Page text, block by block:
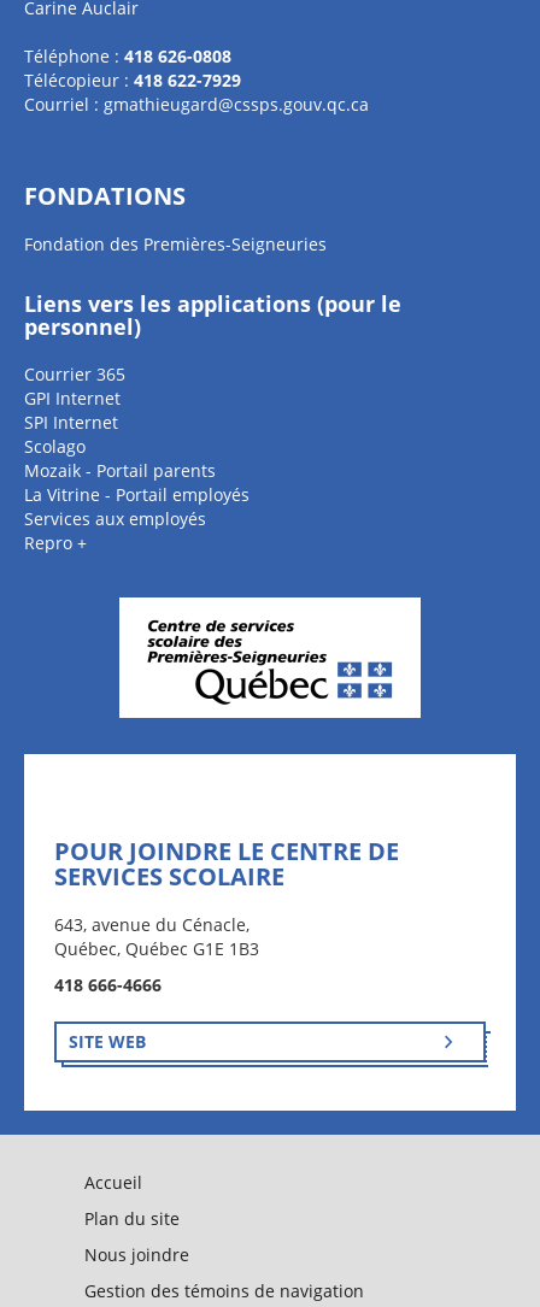
Carine Auclair
Téléphone : 418 626-0808
Télécopieur : 418 622-7929
Courriel : gmathieugard@cssps.gouv.qc.ca
FONDATIONS
Fondation des Premières-Seigneuries
Liens vers les applications (pour le
personnel)
Courrier 365
GPI Internet
SPI Internet
Scolago
Mozaik - Portail parents
La Vitrine - Portail employés
Services aux employés
Repro +
POUR JOINDRE LE CENTRE DE
SERVICES SCOLAIRE
643, avenue du Cénacle,
Québec, Québec G1E 1B3
418 666-4666
SITE WEB
Accueil
Plan du site
Nous joindre
Gestion des témoins de navigation